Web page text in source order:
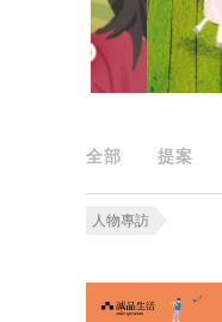
全部 提案
人物專訪